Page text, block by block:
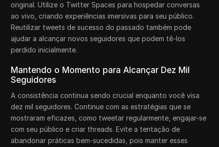
original. Utilize o Twitter Spaces para hospedar conversas
ao vivo, criando experiências imersivas para seu público.
Reutilizar tweets de sucesso do passado também pode
ajudar a alcançar novos seguidores que podem tê-los
perdido inicialmente.
Mantendo o Momento para Alcançar Dez Mil
Seguidores
A consistência continua sendo crucial enquanto você visa
dez mil seguidores. Continue com as estratégias que se
mostraram eficazes, como tweetar regularmente, engajar-se
com seu público e criar threads. Evite a tentação de
abandonar práticas bem-sucedidas, pois manter esses